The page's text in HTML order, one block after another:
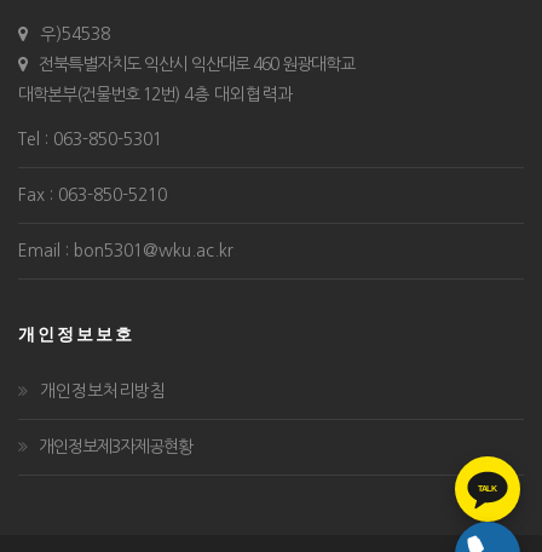
우)54538
전북특별자치도 익산시 익산대로 460 원광대학교
대학본부(건물번호 12번) 4층 대외협력과
Tel : 063-850-5301
Fax : 063-850-5210
Email : bon5301@wku.ac.kr
개인정보보호
개인정보처리방침
개인정보제3자제공현황
TALK